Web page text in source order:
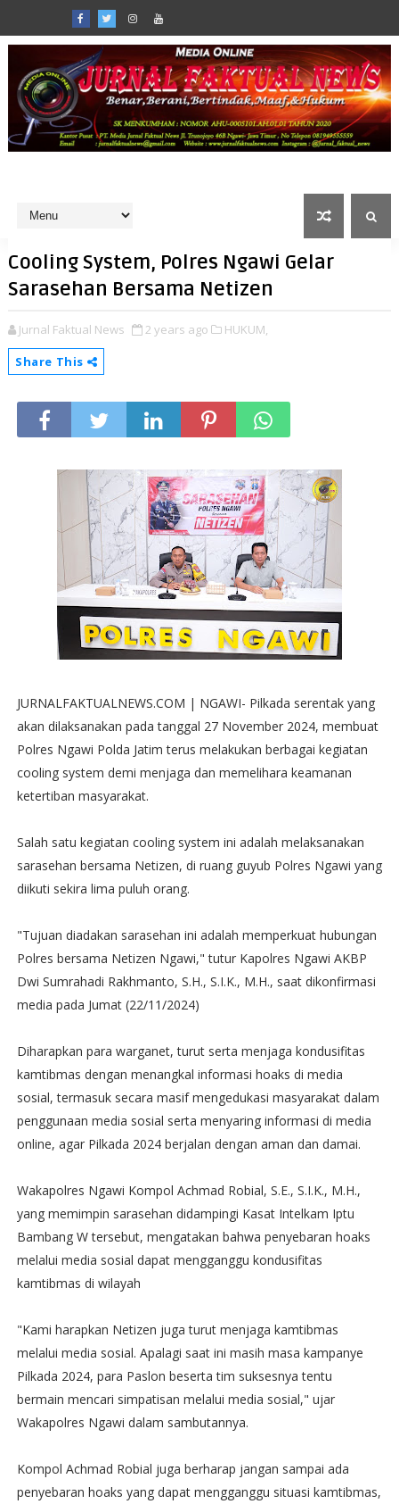
Cooling System, Polres Ngawi Gelar
Sarasehan Bersama Netizen
Jurnal Faktual News 2 years ago
HUKUM,
Share This
JURNALFAKTUALNEWS.COM | NGAWI- Pilkada serentak yang
akan dilaksanakan pada tanggal 27 November 2024, membuat
Polres Ngawi Polda Jatim terus melakukan berbagai kegiatan
cooling system demi menjaga dan memelihara keamanan
ketertiban masyarakat.
Salah satu kegiatan cooling system ini adalah melaksanakan
sarasehan bersama Netizen, di ruang guyub Polres Ngawi yang
diikuti sekira lima puluh orang.
"Tujuan diadakan sarasehan ini adalah memperkuat hubungan
Polres bersama Netizen Ngawi," tutur Kapolres Ngawi AKBP
Dwi Sumrahadi Rakhmanto, S.H., S.I.K., M.H., saat dikonfirmasi
media pada Jumat (22/11/2024)
Diharapkan para warganet, turut serta menjaga kondusifitas
kamtibmas dengan menangkal informasi hoaks di media
sosial, termasuk secara masif mengedukasi masyarakat dalam
penggunaan media sosial serta menyaring informasi di media
online, agar Pilkada 2024 berjalan dengan aman dan damai.
Wakapolres Ngawi Kompol Achmad Robial, S.E., S.I.K., M.H.,
yang memimpin sarasehan didampingi Kasat Intelkam Iptu
Bambang W tersebut, mengatakan bahwa penyebaran hoaks
melalui media sosial dapat mengganggu kondusifitas
kamtibmas di wilayah
"Kami harapkan Netizen juga turut menjaga kamtibmas
melalui media sosial. Apalagi saat ini masih masa kampanye
Pilkada 2024, para Paslon beserta tim suksesnya tentu
bermain mencari simpatisan melalui media sosial," ujar
Wakapolres Ngawi dalam sambutannya.
Kompol Achmad Robial juga berharap jangan sampai ada
penyebaran hoaks yang dapat mengganggu situasi kamtibmas,